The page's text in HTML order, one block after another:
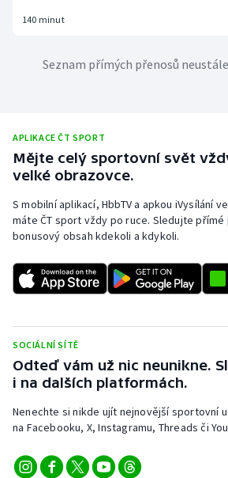
140 minut
Seznam přímých přenosů
APLIKACE ČT SPORT
Mějte celý sportovní svět
velké obrazovce.
S mobilní aplikací, HbbTV a apkou iVysílání
máte ČT sport vždy po ruce. Sledujte přímé
bonusový obsah kdekoli a kdykoli.
SOCIÁLNÍ SÍTĚ
Odteď vám už nic neunikne.
i na dalších platformách.
Nenechte si nikde ujít nejnovější sportovní
na Facebooku, X, Instagramu, Threads či